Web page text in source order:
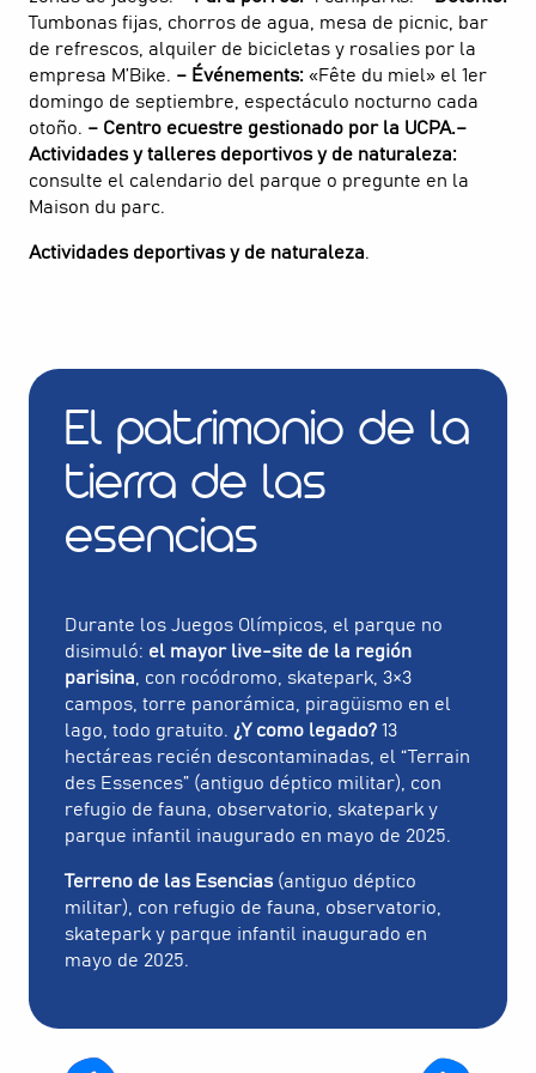
Tumbonas fijas, chorros de agua, mesa de picnic, bar
de refrescos, alquiler de bicicletas y rosalies por la
empresa M’Bike. – Événements: «Fête du miel» el 1er
domingo de septiembre, espectáculo nocturno cada
otoño. – Centro ecuestre gestionado por la UCPA.–
Actividades y talleres deportivos y de naturaleza:
consulte el calendario del parque o pregunte en la
Maison du parc.
Actividades deportivas y de naturaleza.
El patrimonio de la
tierra de las
esencias
Durante los Juegos Olímpicos, el parque no
disimuló: el mayor live-site de la región
parisina , con rocódromo, skatepark, 3×3
campos, torre panorámica, piragüismo en el
lago, todo gratuito. ¿Y como legado? 13
hectáreas recién descontaminadas, el “Terrain
des Essences” (antiguo déptico militar), con
refugio de fauna, observatorio, skatepark y
parque infantil inaugurado en mayo de 2025.
Terreno de las Esencias(antiguo déptico
militar), con refugio de fauna, observatorio,
skatepark y parque infantil inaugurado en
mayo de 2025.